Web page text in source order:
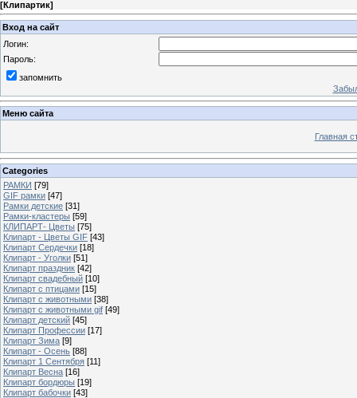
[Клипартик]
Вход на сайт
Логин:
Пароль:
запомнить
Меню сайта
Главная
Categories
РАМКИ [79]
GIF рамки [47]
Рамки детские [31]
Рамки-кластеры [59]
КЛИПАРТ- Цветы [75]
Клипарт - Цветы GIF [43]
Клипарт Сердечки [18]
Клипарт - Уголки [51]
Клипарт праздник [42]
Клипарт свадебный [10]
Клипарт с птицами [15]
Клипарт с животными [38]
Клипарт с животными gif [49]
Клипарт детский [45]
Клипарт Профессии [17]
Клипарт Зима [9]
Клипарт - Осень [88]
Клипарт 1 Сентября [11]
Клипарт Весна [16]
Клипарт бордюры [19]
Клипарт бабочки [43]